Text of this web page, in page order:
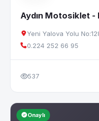
Aydın Motosiklet -
Yeni Yalova Yolu
0.224 252 66 95
537
Onaylı